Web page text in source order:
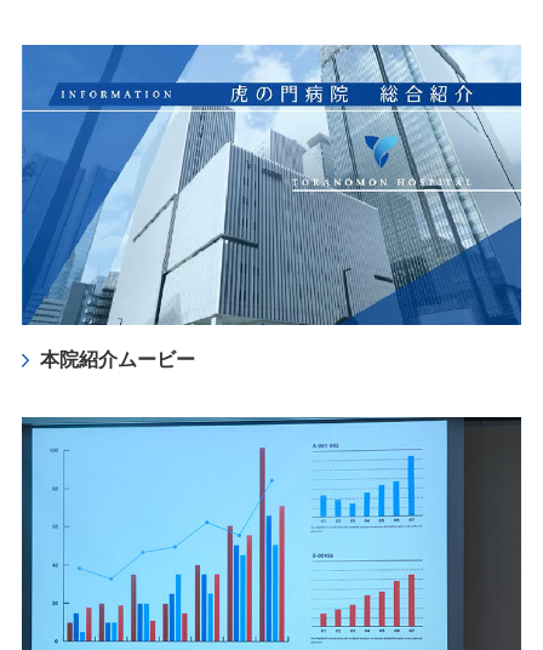
本院紹介ムービー